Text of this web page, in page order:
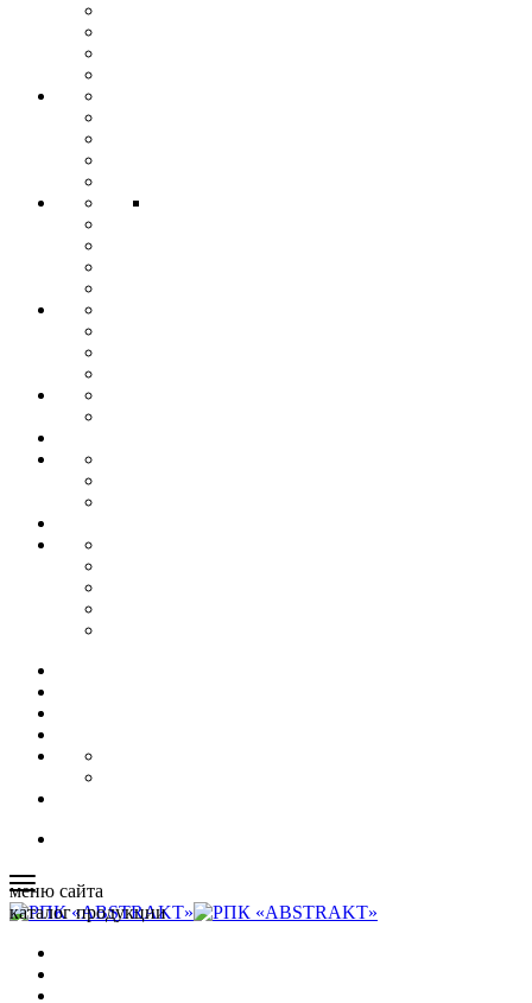
меню сайта
каталог продукции